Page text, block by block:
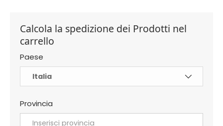
Calcola la spedizione dei Prodotti nel
carrello
Paese
Provincia